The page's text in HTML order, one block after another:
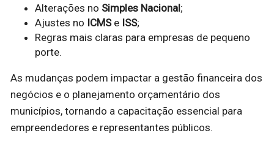
Alterações no Simples Nacional;
Ajustes no ICMSe ISS;
Regras mais claras para empresas de pequeno
porte.
As mudanças podem impactar a gestão financeira dos
negócios e o planejamento orçamentário dos
municípios, tornando a capacitação essencial para
empreendedores e representantes públicos.